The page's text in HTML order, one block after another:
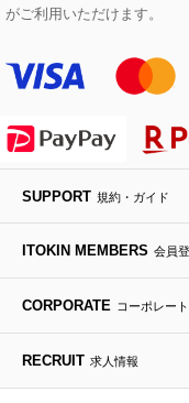
Maison de CINQ
MK MICHEL
HIROKO KOSHINO
ライダースジャケ
デニムジャケット
ダウンジャケット
ハンカチ・バンダナ
手袋
チャーム・ストラ
バックパック・リ
ボディバッグ・メ
トラベルバッグ
フラットシューズ
ローファー
ドレスシューズ
カサブランカ・カ
ラナンキュラス
ポプリアレンジ＆
がご利用いただけます。
SUPPORT 規約・ガイド
ITOKIN MEMBERS 会員
CORPORATE コーポレート
RECRUIT 求人情報